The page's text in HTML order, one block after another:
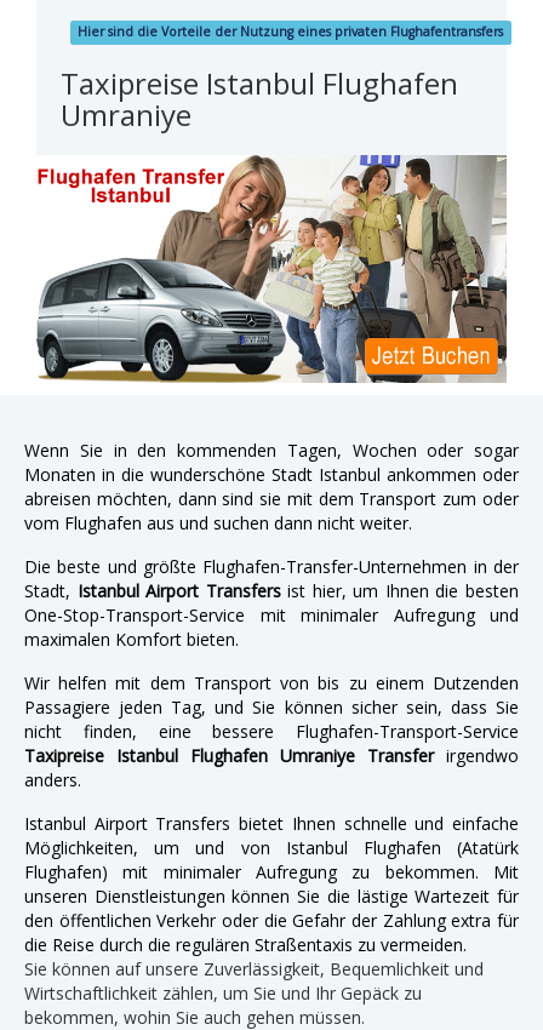
Hier sind die Vorteile der Nutzung eines privaten Flughafentransfers
Taxipreise Istanbul Flughafen
Umraniye
Wenn Sie in den kommenden Tagen, Wochen oder sogar
Monaten in die wunderschöne Stadt Istanbul ankommen oder
abreisen möchten, dann sind sie mit dem Transport zum oder
vom Flughafen aus und suchen dann nicht weiter.
Die beste und größte Flughafen-Transfer-Unternehmen in der
Stadt, Istanbul Airport Transfersist hier, um Ihnen die besten
One-Stop-Transport-Service mit minimaler Aufregung und
maximalen Komfort bieten.
Wir helfen mit dem Transport von bis zu einem Dutzenden
Passagiere jeden Tag, und Sie können sicher sein, dass Sie
nicht finden, eine bessere Flughafen-Transport-Service
Taxipreise Istanbul Flughafen Umraniye Transferirgendwo
anders.
Istanbul Airport Transfers bietet Ihnen schnelle und einfache
Möglichkeiten, um und von Istanbul Flughafen (Atatürk
Flughafen) mit minimaler Aufregung zu bekommen. Mit
unseren Dienstleistungen können Sie die lästige Wartezeit für
den öffentlichen Verkehr oder die Gefahr der Zahlung extra für
die Reise durch die regulären Straßentaxis zu vermeiden.
Sie können auf unsere Zuverlässigkeit, Bequemlichkeit und
Wirtschaftlichkeit zählen, um Sie und Ihr Gepäck zu
bekommen, wohin Sie auch gehen müssen.